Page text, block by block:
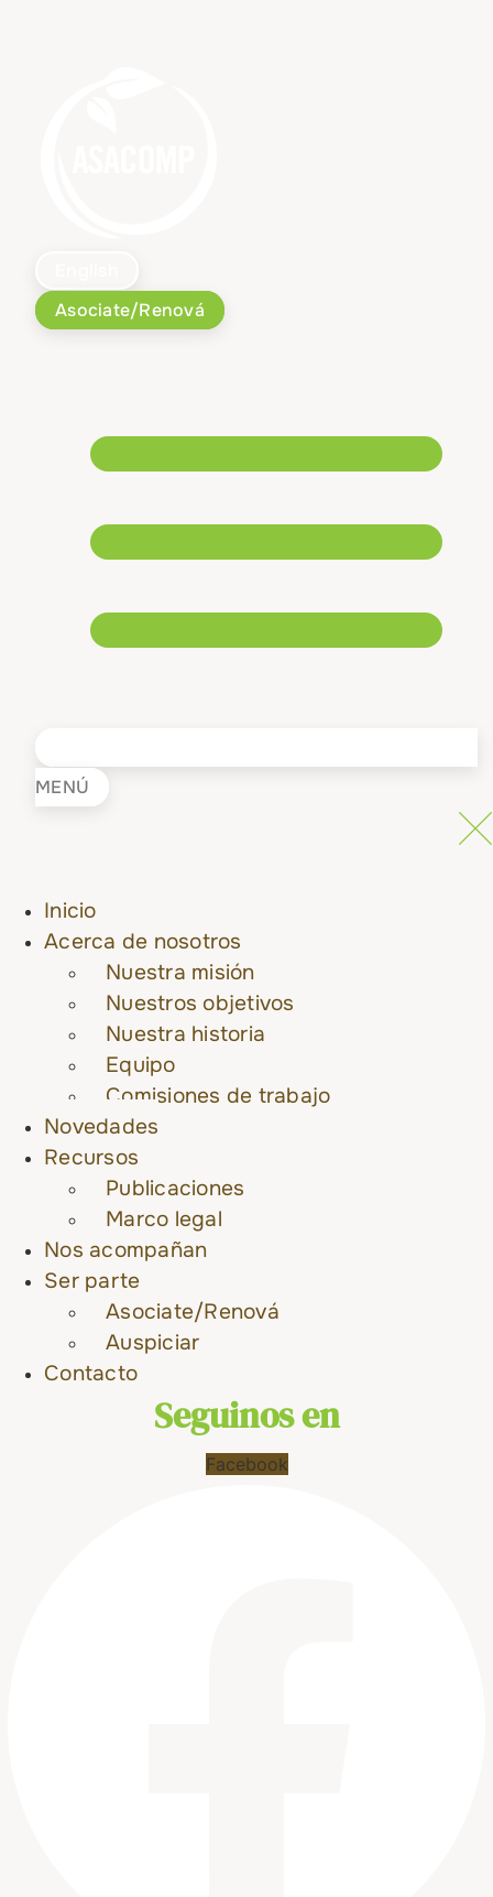
Asociate/Renová
MENÚ
Inicio
Acerca de nosotros
Nuestra misión
Nuestros objetivos
Nuestra historia
Equipo
Comisiones de trabajo
Novedades
Recursos
Publicaciones
Marco legal
Nos acompañan
Ser parte
Asociate/Renová
Auspiciar
Contacto
Seguinos en
Facebook